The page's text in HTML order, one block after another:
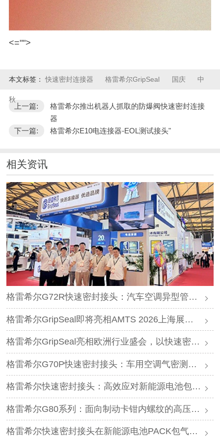
<="">
本文标签： 快速密封连接器 格雷希尔GripSeal 国庆 中
秋
上一篇:
格雷希尔推出机器人抓取的防爆阀快速密封连接
器
下一篇:
格雷希尔E10电连接器-EOL测试接头"
相关资讯
格雷希尔G72R快速密封接头：汽车空调异型管口测试方案
格雷希尔GripSeal即将亮相AMTS 2026上海展，以密封技术赋能汽车制造
格雷希尔GripSeal亮相欧洲行业盛会，以快速密封技术赋能欧洲新能源产业链
格雷希尔G70P快速密封接头：车用空调气密测试的可靠选择
格雷希尔快速密封接头：高效应对新能源电池包防爆阀测试难题
格雷希尔G80系列：面向制动卡钳内螺纹的高压密封连接方案
格雷希尔快速密封接头在新能源电池PACK包气密测试中的应用